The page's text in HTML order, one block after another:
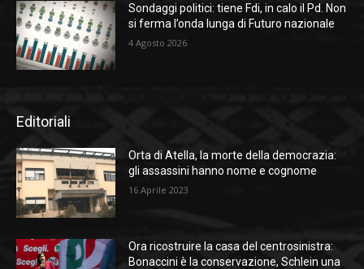
Sondaggi politici: tiene Fdi, in calo il Pd. Non
si ferma l’onda lunga di Futuro nazionale
4 Agosto 2026
Editoriali
Orta di Atella, la morte della democrazia:
gli assassini hanno nome e cognome
16 Aprile 2023
Ora ricostruire la casa del centrosinistra:
Bonaccini è la conservazione, Schlein una